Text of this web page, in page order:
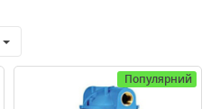
Популярний